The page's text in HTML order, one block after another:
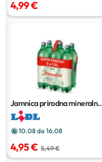
4,99 €
Jamnica prirodna mineralna
voda6 x 1.5 l
10.08 do 16.08
4,95 € 5,49 €